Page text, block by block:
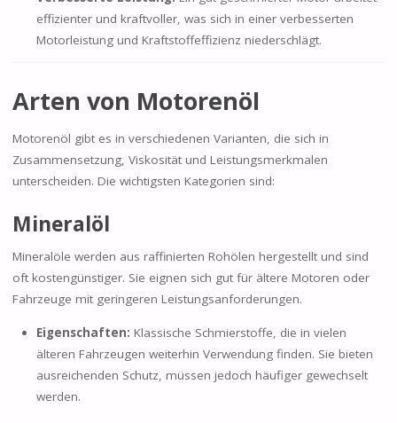
effizienter und kraftvoller, was sich in einer verbesserten
Motorleistung und Kraftstoffeffizienz niederschlägt.
Arten von Motorenöl
Motorenöl gibt es in verschiedenen Varianten, die sich in
Zusammensetzung, Viskosität und Leistungsmerkmalen
unterscheiden. Die wichtigsten Kategorien sind:
Mineralöl
Mineralöle werden aus raffinierten Rohölen hergestellt und sind
oft kostengünstiger. Sie eignen sich gut für ältere Motoren oder
Fahrzeuge mit geringeren Leistungsanforderungen.
Eigenschaften: Klassische Schmierstoffe, die in vielen
älteren Fahrzeugen weiterhin Verwendung finden. Sie bieten
ausreichenden Schutz, müssen jedoch häufiger gewechselt
werden.